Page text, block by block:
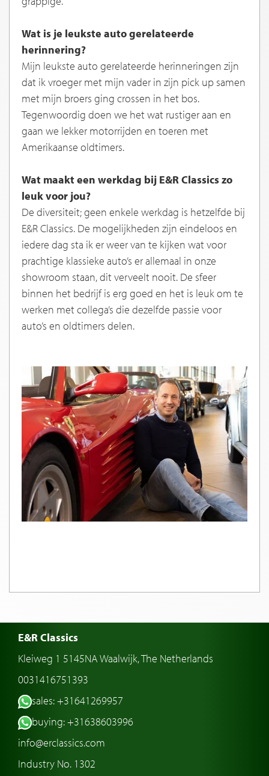
Wat is je leukste auto gerelateerde
herinnering?
Mijn leukste auto gerelateerde herinneringen zijn
dat ik vroeger met mijn vader in zijn pick up samen
met mijn broers ging crossen in het bos.
Tegenwoordig doen we het wat rustiger aan en
gaan we lekker motorrijden en toeren met
Amerikaanse oldtimers.
Wat maakt een werkdag bij E&R Classics zo
leuk voor jou?
De diversiteit; geen enkele werkdag is hetzelfde bij
E&R Classics. De mogelijkheden zijn eindeloos en
iedere dag sta ik er weer van te kijken wat voor
prachtige klassieke auto’s er allemaal in onze
showroom staan, dit verveelt nooit. De sfeer
binnen het bedrijf is erg goed en het is leuk om te
werken met collega’s die dezelfde passie voor
auto’s en oldtimers delen.
E&R Classics
Kleiweg 1 5145NA Waalwijk, The Netherlands
0031416751393
sales: +31641269957
buying: +31638603996
info@erclassics.com
Industry No. 1302